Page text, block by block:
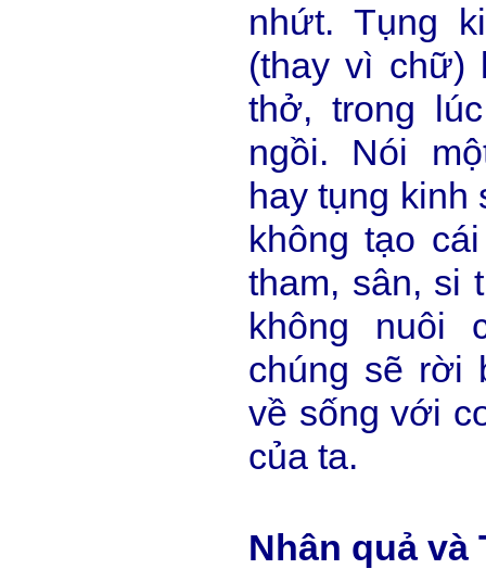
nhứt. Tụng
(thay vì chữ)
thở, trong
ngồi. Nói
hay tụng kinh
không tạo
tham, sân, si
không nuôi
chúng sẽ rời
về sống với
của ta.
Nhân quả và